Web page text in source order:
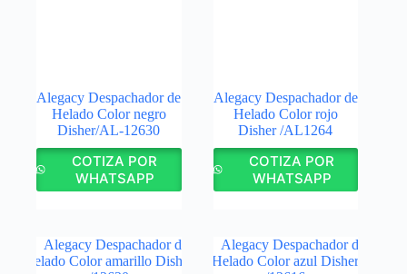
Alegacy Despachador de
Helado Color negro
Disher/AL‑12630
COTIZA POR
WHATSAPP
Alegacy Despachador de
Helado Color rojo
Disher /AL1264
COTIZA POR
WHATSAPP